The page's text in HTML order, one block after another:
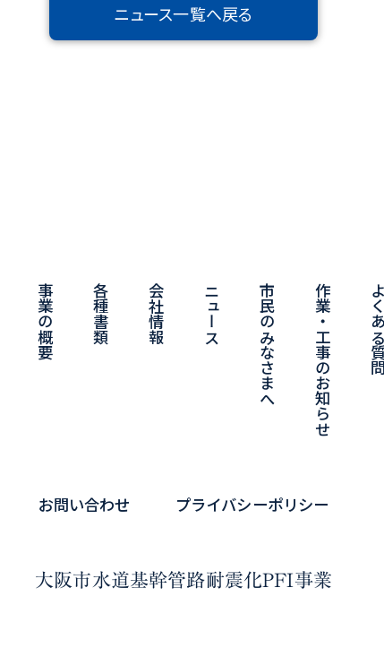
ニュース一覧へ戻る
事業の概要 各種書類 会社情報 ニュース 市民のみなさまへ 作業・工事のお知らせ よく
お問い合わせ プライバシーポリシー
大阪市水道基幹管路耐震化PFI事業